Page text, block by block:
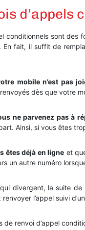
d’appels
conditionnels sont des
En fait, il suffit de
mobile n’est pas
dès que votre
ne parvenez pas à
Ainsi, si vous êtes
êtes déjà en ligne et
un autre numéro
divergent, la suite
l’appel suivi
de renvoi d’appel